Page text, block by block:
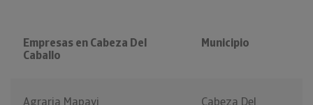
Empresas en Cabeza Del
Caballo
Municipio
Agraria Mapavi
Cabeza Del